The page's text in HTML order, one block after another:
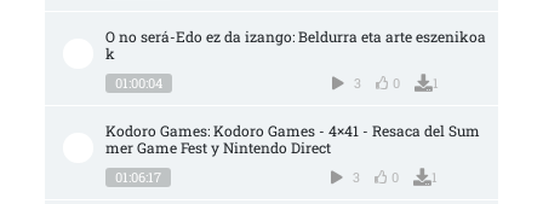
O no será-Edo ez da izango: Beldurra eta arte eszenikoa
k
01:00:04 3 0 1
Kodoro Games: Kodoro Games - 4×41 - Resaca del Sum
mer Game Fest y Nintendo Direct
01:06:17 3 0 1